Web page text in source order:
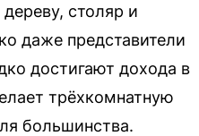
столяр и
даже представители
достигают дохода в
трёхкомнатную
большинства.